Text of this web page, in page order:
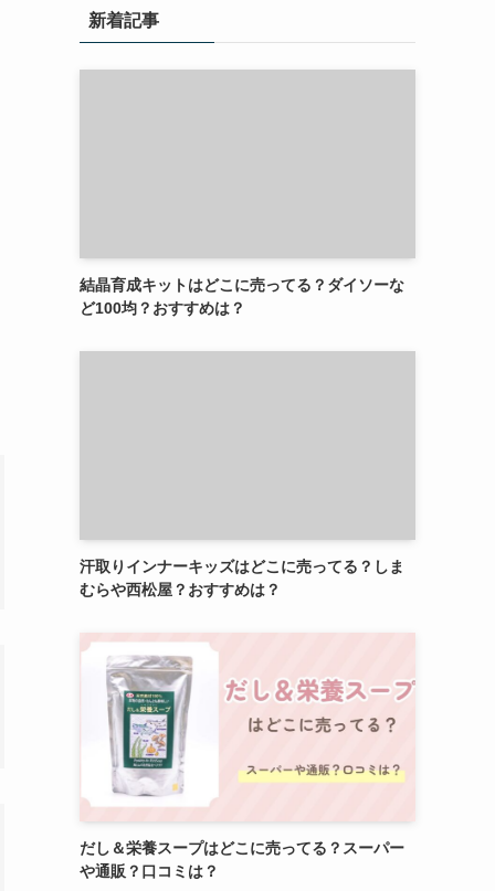
新着記事
結晶育成キットはどこに売ってる？ダイソーな
ど100均？おすすめは？
汗取りインナーキッズはどこに売ってる？しま
むらや西松屋？おすすめは？
だし＆栄養スープはどこに売ってる？スーパー
や通販？口コミは？